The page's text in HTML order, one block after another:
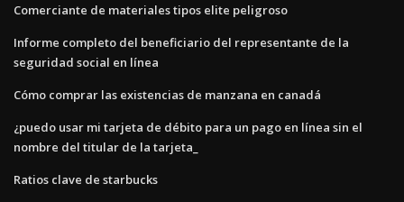
Comerciante de materiales tipos elite peligroso
Informe completo del beneficiario del representante de la
seguridad social en línea
Cómo comprar las existencias de manzana en canadá
¿puedo usar mi tarjeta de débito para un pago en línea sin el
nombre del titular de la tarjeta_
Ratios clave de starbucks